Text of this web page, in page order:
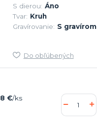
S dierou: Áno
Tvar: Kruh
Gravírovanie: S gravírom
Do obľúbených
8 €/ks